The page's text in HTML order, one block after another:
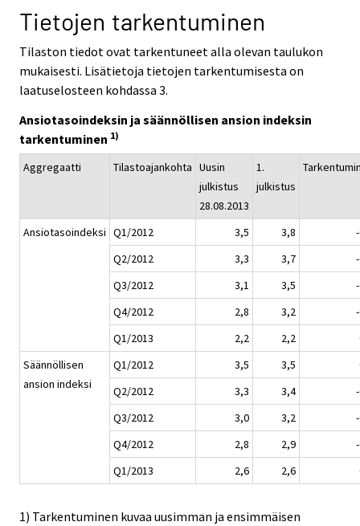
Tietojen tarkentuminen
Tilaston tiedot ovat tarkentuneet alla olevan taulukon
mukaisesti. Lisätietoja tietojen tarkentumisesta on
laatuselosteen kohdassa 3.
Ansiotasoindeksin ja säännöllisen ansion indeksin
tarkentuminen 1)
Aggregaatti Tilastoajankohta Uusin
julkistus
28.08.2013
1.
julkistus
Ansiotasoindeksi Q1/2012 3,5 3,8
Q2/2012
3,3 3,7
Q3/2012
3,1 3,5
Q4/2012
2,8 3,2
Q1/2013
2,2 2,2
Säännöllisen
ansion indeksi
Q1/2012 3,5 3,5
Q2/2012
3,3 3,4
Q3/2012
3,0 3,2
Q4/2012
2,8 2,9
Q1/2013
2,6 2,6
1) Tarkentuminen kuvaa uusimman ja ensimmäisen